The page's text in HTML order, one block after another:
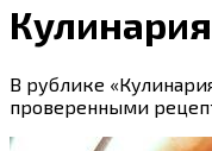
Кулинария
В рублике
проверенными